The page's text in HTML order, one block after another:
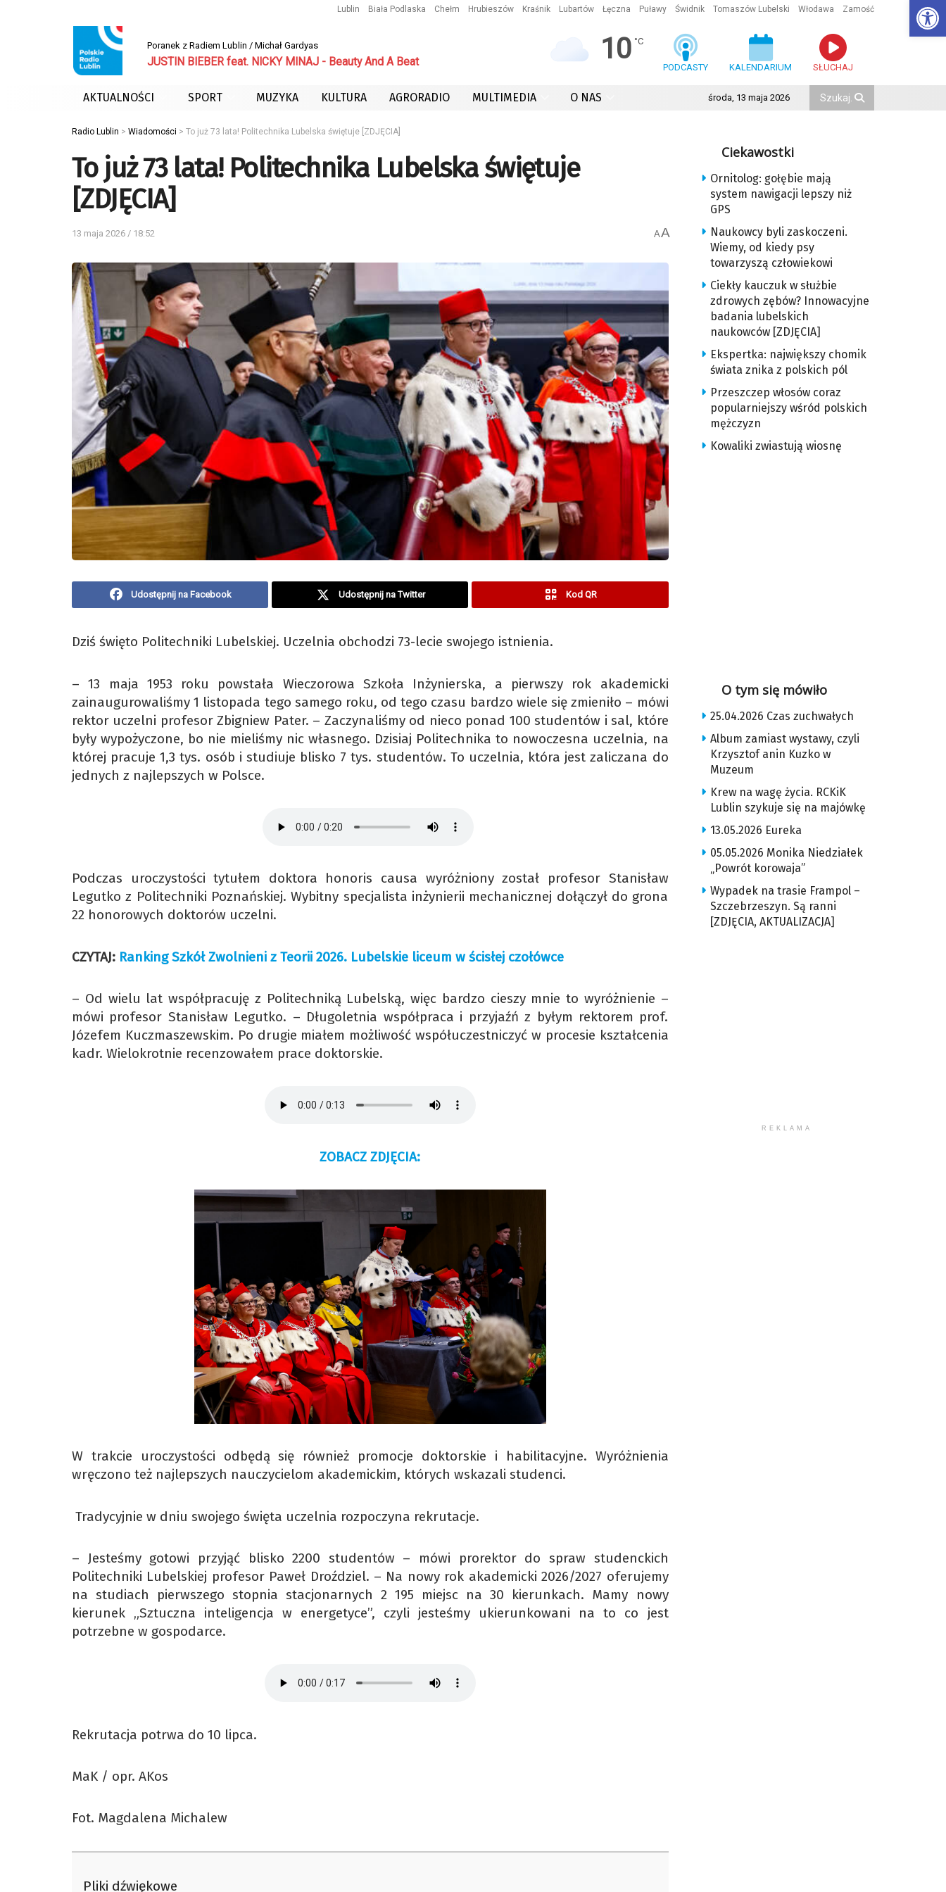
Lublin Biała Podlaska Chełm Hrubieszów Kraśnik Lubartów Łęczna Puławy Świdnik Tomaszów Lubelski Włodawa Zamość
Poranek z Radiem Lublin / Michał Gardyas
JUSTIN BIEBER feat. NICKY MINAJ - Beauty And A Beat 10 °C
PODCASTY KALENDARIUM SŁUCHAJ
AKTUALNOŚCI SPORT MUZYKA KULTURA AGRORADIO MULTIMEDIA O NAS środa, 13 maja 2026
Radio Lublin > Wiadomości > To już 73 lata! Politechnika Lubelska świętuje [ZDJĘCIA]
To już 73 lata! Politechnika Lubelska świętuje
[ZDJĘCIA]
13 maja 2026 / 18:52 AA
Udostępnij na Facebook Udostępnij na Twitter Kod QR
Dziś święto Politechniki Lubelskiej. Uczelnia obchodzi 73-lecie swojego istnienia.
– 13 maja 1953 roku powstała Wieczorowa Szkoła Inżynierska, a pierwszy rok akademicki
zainaugurowaliśmy 1 listopada tego samego roku, od tego czasu bardzo wiele się zmieniło – mówi
rektor uczelni profesor Zbigniew Pater. – Zaczynaliśmy od nieco ponad 100 studentów i sal, które
były wypożyczone, bo nie mieliśmy nic własnego. Dzisiaj Politechnika to nowoczesna uczelnia, na
której pracuje 1,3 tys. osób i studiuje blisko 7 tys. studentów. To uczelnia, która jest zaliczana do
jednych z najlepszych w Polsce.
Podczas uroczystości tytułem doktora honoris causa wyróżniony został profesor Stanisław
Legutko z Politechniki Poznańskiej. Wybitny specjalista inżynierii mechanicznej dołączył do grona
22 honorowych doktorów uczelni.
CZYTAJ: Ranking Szkół Zwolnieni z Teorii 2026. Lubelskie liceum w ścisłej czołówce
– Od wielu lat współpracuję z Politechniką Lubelską, więc bardzo cieszy mnie to wyróżnienie –
mówi profesor Stanisław Legutko. – Długoletnia współpraca i przyjaźń z byłym rektorem prof.
Józefem Kuczmaszewskim. Po drugie miałem możliwość współuczestniczyć w procesie kształcenia
kadr. Wielokrotnie recenzowałem prace doktorskie.
ZOBACZ ZDJĘCIA:
W trakcie uroczystości odbędą się również promocje doktorskie i habilitacyjne. Wyróżnienia
wręczono też najlepszych nauczycielom akademickim, których wskazali studenci.
Tradycyjnie w dniu swojego święta uczelnia rozpoczyna rekrutacje.
– Jesteśmy gotowi przyjąć blisko 2200 studentów – mówi prorektor do spraw studenckich
Politechniki Lubelskiej profesor Paweł Droździel. – Na nowy rok akademicki 2026/2027 oferujemy
na studiach pierwszego stopnia stacjonarnych 2 195 miejsc na 30 kierunkach. Mamy nowy
kierunek „Sztuczna inteligencja w energetyce”, czyli jesteśmy ukierunkowani na to co jest
potrzebne w gospodarce.
Rekrutacja potrwa do 10 lipca.
MaK / opr. AKos
Fot. Magdalena Michalew
Pliki dźwiękowe
Ciekawostki
Ornitolog: gołębie mają
system nawigacji lepszy niż
GPS
Naukowcy byli zaskoczeni.
Wiemy, od kiedy psy
towarzyszą człowiekowi
Ciekły kauczuk w służbie
zdrowych zębów? Innowacyjne
badania lubelskich
naukowców [ZDJĘCIA]
Ekspertka: największy chomik
świata znika z polskich pól
Przeszczep włosów coraz
popularniejszy wśród polskich
mężczyzn
Kowaliki zwiastują wiosnę
O tym się mówiło
25.04.2026 Czas zuchwałych
Album zamiast wystawy, czyli
Krzysztof anin Kuzko w
Muzeum
Krew na wagę życia. RCKiK
Lublin szykuje się na majówkę
13.05.2026 Eureka
05.05.2026 Monika Niedziałek
„Powrót korowaja”
Wypadek na trasie Frampol –
Szczebrzeszyn. Są ranni
[ZDJĘCIA, AKTUALIZACJA]
REKLAMA